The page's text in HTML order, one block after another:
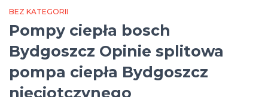
BEZ KATEGORII
Pompy ciepła bosch
Bydgoszcz Opinie splitowa
pompa ciepła Bydgoszcz
nieciotczynego